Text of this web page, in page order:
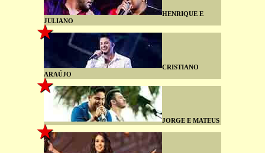
HENRIQUE E
JULIANO
CRISTIANO
ARAÚJO
JORGE E MATEUS